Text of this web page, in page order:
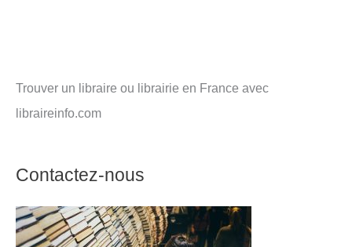
Trouver un libraire ou librairie en France avec
libraireinfo.com
Contactez-nous